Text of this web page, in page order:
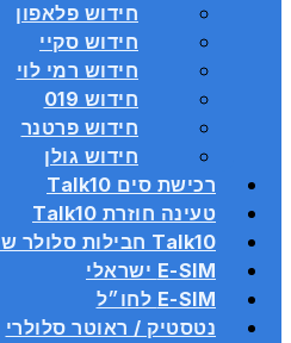
חידוש פלאפון
חידוש סקיי
חידוש רמי לוי
חידוש 019
חידוש פרטנר
חידוש גולן
רכישת סים Talk10
טעינה חוזרת Talk10
Talk10 חבילות סלולר שנתיות
E-SIM ישראלי
E-SIM לחו״ל
נטסטיק / ראוטר סלולרי